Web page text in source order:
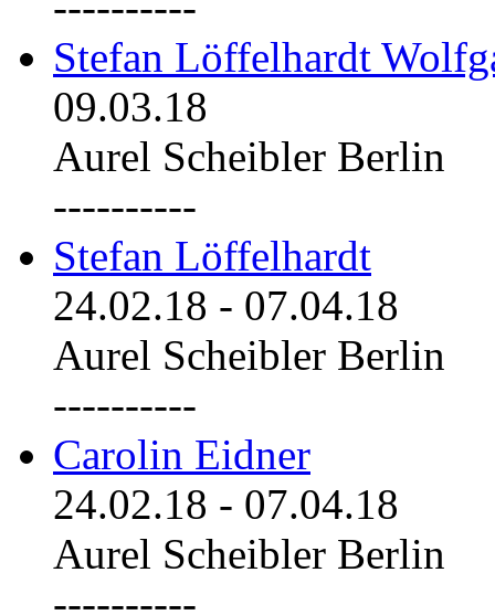
Stefan Löffelhardt
09.03.18
Aurel Scheibler Berlin
----------
Stefan Löffelhardt
24.02.18 - 07.04.18
Aurel Scheibler Berlin
----------
Carolin Eidner
24.02.18 - 07.04.18
Aurel Scheibler Berlin
----------